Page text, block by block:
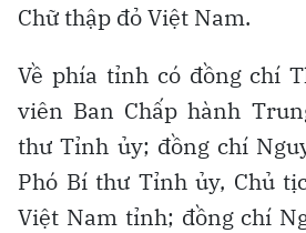
Chữ thập đỏ Việt Nam.
Về phía tỉnh có đồng chí
viên Ban Chấp hành
thư Tỉnh ủy; đồng chí
Phó Bí thư Tỉnh ủy, Chủ
Việt Nam tỉnh; đồng chí